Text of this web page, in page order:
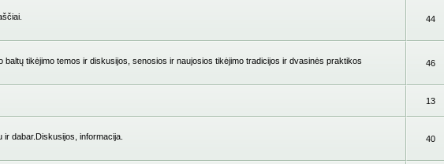
44
tikėjimo temos ir diskusijos, senosios ir naujosios tikėjimo tradicijos ir dvasinės praktikos
46
13
dabar.Diskusijos, informacija.
40